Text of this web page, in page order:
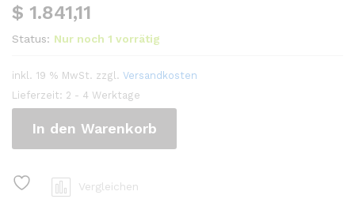
$ 1.841,11
Status: Nur noch 1 vorrätig
inkl. 19 % MwSt. zzgl. Versandkosten
Lieferzeit: 2 - 4 Werktage
In den Warenkorb
Vergleichen